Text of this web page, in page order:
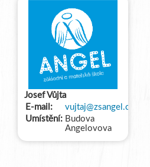
Josef Vůjta
E-mail:
vujtaj@zsangel.cz
Umístění: Budova
Angelovova